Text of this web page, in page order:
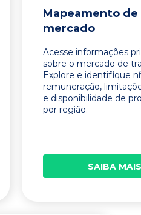
Mapeamento de
mercado
Acesse informações
sobre o mercado de
Explore e identifique
remuneração,
e disponibilidade de
por região.
SAIBA MAIS